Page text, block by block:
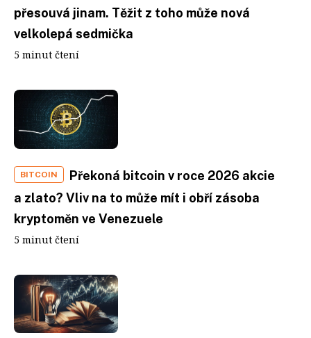
přesouvá jinam. Těžit z toho může nová
velkolepá sedmička
5 minut čtení
BITCOIN
Překoná bitcoin v roce 2026 akcie
a zlato? Vliv na to může mít i obří zásoba
kryptoměn ve Venezuele
5 minut čtení